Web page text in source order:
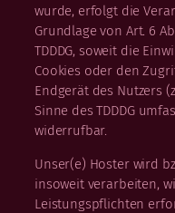
wurde, erfolgt die
Grundlage von Art. 6
TDDDG, soweit die
Cookies oder den
Endgerät des Nutzers
Sinne des TDDDG
widerrufbar.
Unser(e) Hoster wird
insoweit verarbeiten,
Leistungspflichten